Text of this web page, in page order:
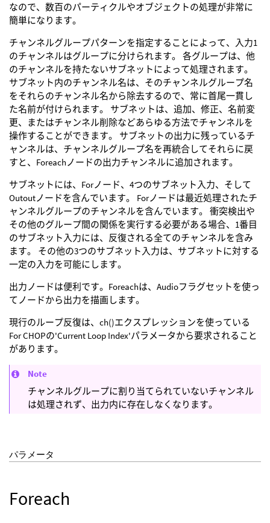
なので、数百のパーティクルやオブジェクトの処理が非常に
簡単になります。
チャンネルグループパターンを指定することによって、入力1
のチャンネルはグループに分けられます。 各グループは、他
のチャンネルを持たないサブネットによって処理されます。
サブネット内のチャンネル名は、そのチャンネルグループ名
をそれらのチャンネル名から除去するので、常に首尾一貫し
た名前が付けられます。 サブネットは、追加、修正、名前変
更、またはチャンネル削除などあらゆる方法でチャンネルを
操作することができます。 サブネットの出力に残っているチ
ャンネルは、チャンネルグループ名を再統合してそれらに戻
すと、Foreachノードの出力チャンネルに追加されます。
サブネットには、Forノード、4つのサブネット入力、そして
Outoutノードを含んでいます。 Forノードは最近処理されたチ
ャンネルグループのチャンネルを含んでいます。 衝突検出や
その他のグループ間の関係を実行する必要がある場合、1番目
のサブネット入力には、反復される全てのチャンネルを含み
ます。 その他の3つのサブネット入力は、サブネットに対する
一定の入力を可能にします。
出力ノードは便利です。Foreachは、Audioフラグセットを使っ
てノードから出力を描画します。
現行のループ反復は、ch()エクスプレッションを使っている
For CHOPの'Current Loop Index'パラメータから要求されること
があります。
Note
チャンネルグループに割り当てられていないチャンネル
は処理されず、出力内に存在しなくなります。
パラメータ
Foreach